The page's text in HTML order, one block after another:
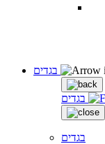
בגדים
בגדים